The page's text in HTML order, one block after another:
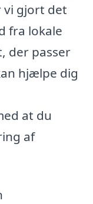
gjort det
fra lokale
der passer
hjælpe dig
at du
af